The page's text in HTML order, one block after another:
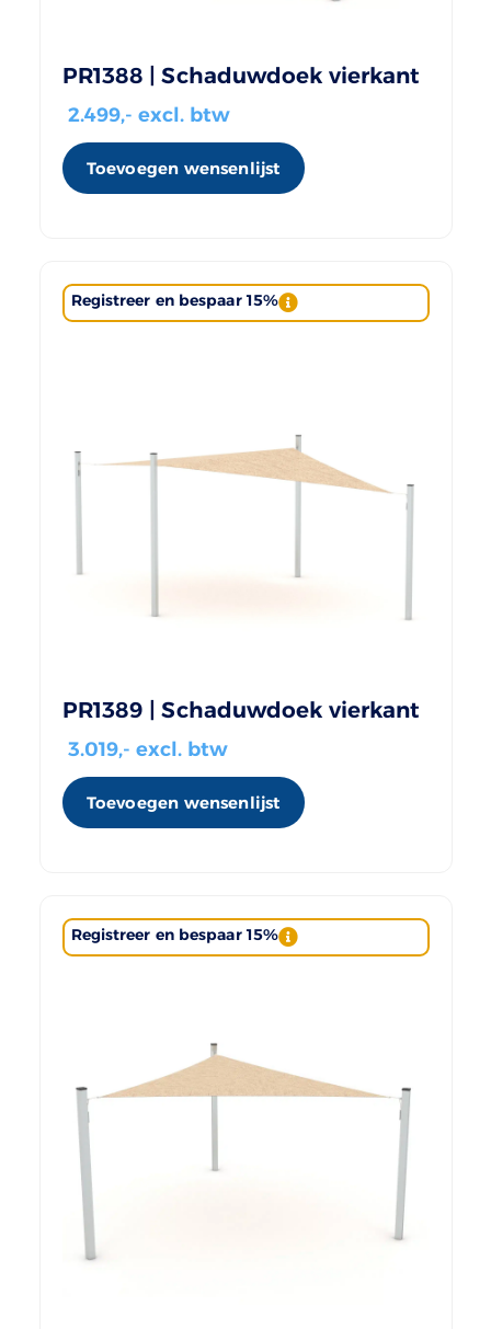
PR1388 | Schaduwdoek vierkant
2.499,- excl. btw
Toevoegen wensenlijst
Registreer en bespaar 15%
PR1389 | Schaduwdoek vierkant
3.019,- excl. btw
Toevoegen wensenlijst
Registreer en bespaar 15%